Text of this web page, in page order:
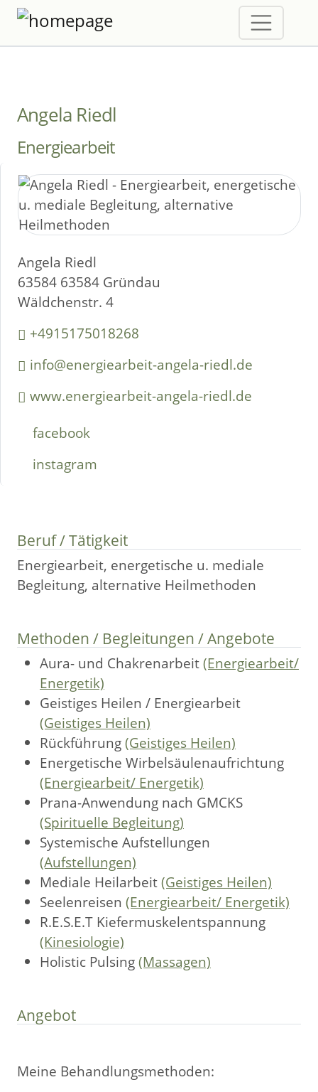
Angela Riedl
Energiearbeit
Beruf / Tätigkeit
Energiearbeit, energetische u. mediale
Begleitung, alternative Heilmethoden
Methoden / Begleitungen / Angebote
Aura- und Chakrenarbeit(Energiearbeit/
Energetik)
Geistiges Heilen / Energiearbeit
(Geistiges Heilen)
Rückführung(Geistiges Heilen)
Energetische Wirbelsäulenaufrichtung
(Energiearbeit/ Energetik)
Prana-Anwendung nach GMCKS
(Spirituelle Begleitung)
Systemische Aufstellungen
(Aufstellungen)
Mediale Heilarbeit(Geistiges Heilen)
Seelenreisen (Energiearbeit/ Energetik)
R.E.S.E.T Kiefermuskelentspannung
(Kinesiologie)
Holistic Pulsing(Massagen)
Angebot
Meine Behandlungsmethoden:
Angela Riedl
63584 63584 Gründau
Wäldchenstr. 4
+4915175018268
info@energiearbeit-angela-riedl.de
www.energiearbeit-angela-riedl.de
facebook
instagram